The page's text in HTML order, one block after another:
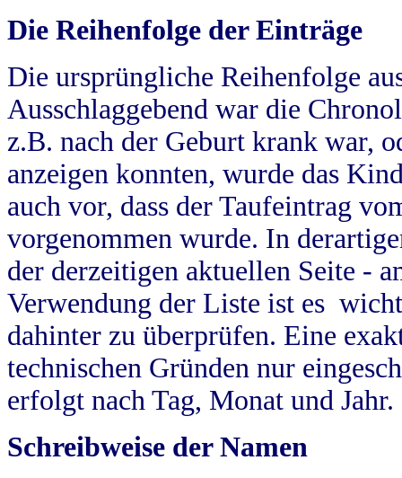
Die Reihenfolge der Einträge
Die ursprüngliche Reihenfolge
Ausschlaggebend war die
z.B. nach der Geburt krank war,
anzeigen konnten, wurde das
auch vor, dass der Taufeintrag
vorgenommen wurde. In
der derzeitigen aktuellen Seite -
Verwendung der Liste ist es
dahinter zu überprüfen. Eine
technischen Gründen nur
erfolgt nach Tag, Monat und Jahr.
Schreibweise der Namen